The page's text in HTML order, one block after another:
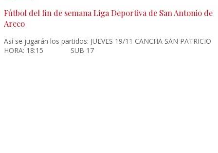
Fútbol del fin de semana Liga Deportiva de San Antonio de
Areco
Así se jugarán los partidos: JUEVES 19/11 CANCHA SAN PATRICIO
HORA: 18:15 SUB 17